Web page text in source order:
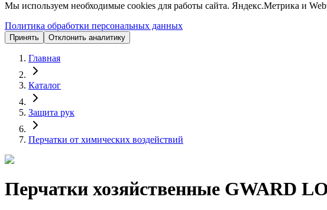
Мы используем необходимые cookies для работы сайта. Яндекс.Метрика и
Политика обработки персональных данных
Принять Отклонить аналитику
Главная
Каталог
Защита рук
Перчатки от химических воздействий
Перчатки хозяйственные GWARD